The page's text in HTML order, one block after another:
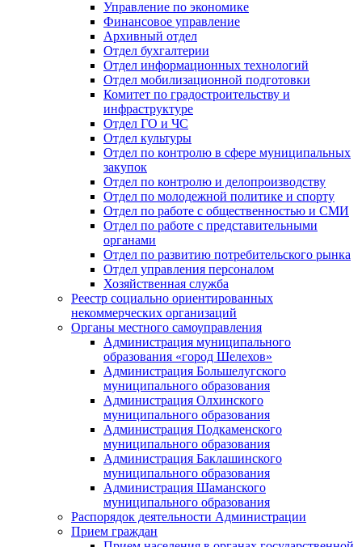
Управление по экономике
Финансовое управление
Архивный отдел
Отдел бухгалтерии
Отдел информационных технологий
Отдел мобилизационной подготовки
Комитет по градостроительству и
инфраструктуре
Отдел ГО и ЧС
Отдел культуры
Отдел по контролю в сфере муниципальных
закупок
Отдел по контролю и делопроизводству
Отдел по молодежной политике и спорту
Отдел по работе с общественностью и СМИ
Отдел по работе с представительными
органами
Отдел по развитию потребительского рынка
Отдел управления персоналом
Хозяйственная служба
Реестр социально ориентированных
некоммерческих организаций
Органы местного самоуправления
Администрация муниципального
образования «город Шелехов»
Администрация Большелугского
муниципального образования
Администрация Олхинского
муниципального образования
Администрация Подкаменского
муниципального образования
Администрация Баклашинского
муниципального образования
Администрация Шаманского
муниципального образования
Распорядок деятельности Администрации
Прием граждан